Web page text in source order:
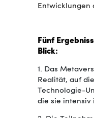
Entwicklungen
Fünf
Blick:
1. Das
Realität, auf
Technologie-
die sie intensiv